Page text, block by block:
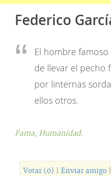
Federico
El hombre
de llevar el pecho
por linternas
ellos otros.
Fama, Humanidad.
Votar (0) Enviar amigo|